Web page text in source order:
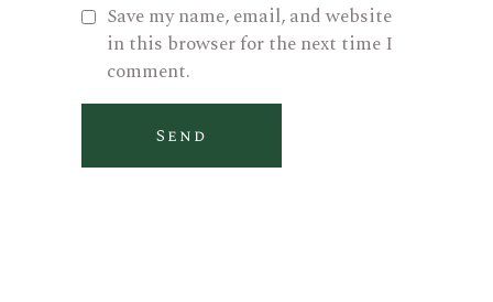
Save my name, email, and website
in this browser for the next time I
comment.